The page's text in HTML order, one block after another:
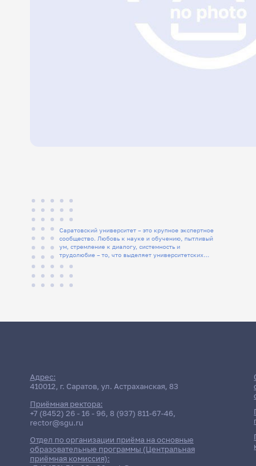
Саратовский университет – это крупное экспертное
сообщество. Любовь к науке и обучению, пытливый
ум, стремление к диалогу, системность и
трудолюбие – то, что выделяет университетских
Адрес:
410012, г. Саратов, ул. Астраханская, 83
Приёмная ректора:
+7 (8452) 26 - 16 - 96, 8 (937) 811-67-46,
rector@sgu.ru
Отдел по организации приёма на основные
образовательные программы (Центральная
приёмная комиссия):